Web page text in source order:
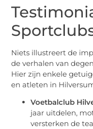
Niets illustreert de
de verhalen van
Hier zijn enkele
en atleten in
Voetbalclub
jaar uitdelen,
versterken de